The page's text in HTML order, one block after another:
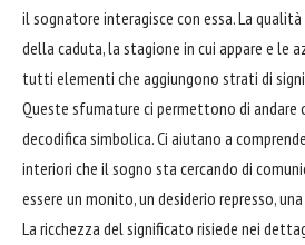
il sognatore interagisce con essa. La
della caduta, la stagione in cui appare e le
tutti elementi che aggiungono strati di
Queste sfumature ci permettono di andare
decodifica simbolica. Ci aiutano a
interiori che il sogno sta cercando di
essere un monito, un desiderio represso,
La ricchezza del significato risiede nei